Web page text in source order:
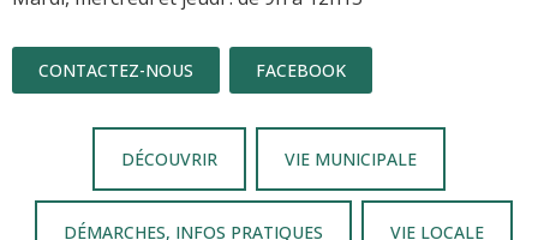
CONTACTEZ-NOUS FACEBOOK
DÉCOUVRIR VIE MUNICIPALE
DÉMARCHES, INFOS PRATIQUES VIE LOCALE